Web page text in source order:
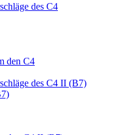
des C4
den C4
des C4 II (B7)